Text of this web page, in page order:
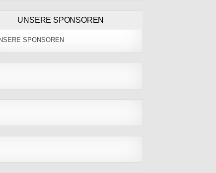
UNSERE SPONSOREN